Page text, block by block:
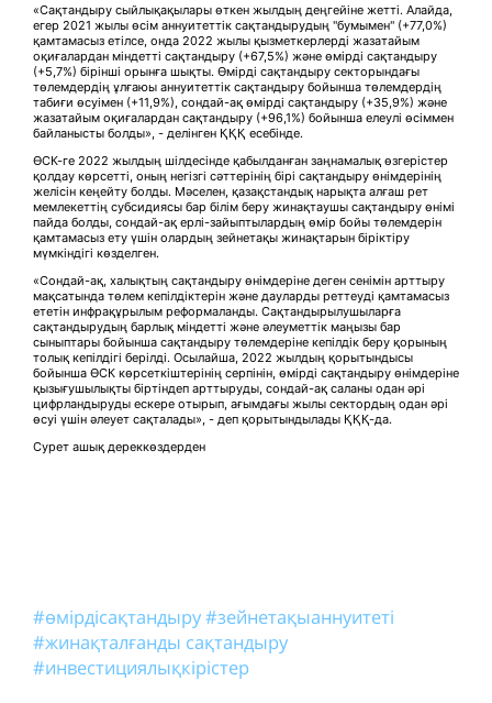
«Сақтандыру сыйлықақылары өткен жылдың деңгейіне жетті. Алайда,
егер 2021 жылы өсім аннуитеттік сақтандырудың "бумымен" (+77,0%)
қамтамасыз етілсе, онда 2022 жылы қызметкерлерді жазатайым
оқиғалардан міндетті сақтандыру (+67,5%) және өмірді сақтандыру
(+5,7%) бірінші орынға шықты. Өмірді сақтандыру секторындағы
төлемдердің ұлғаюы аннуитеттік сақтандыру бойынша төлемдердің
табиғи өсуімен (+11,9%), сондай-ақ өмірді сақтандыру (+35,9%) және
жазатайым оқиғалардан сақтандыру (+96,1%) бойынша елеулі өсіммен
байланысты болды», - делінген ҚҚҚ есебінде.
ӨСК-ге 2022 жылдың шілдесінде қабылданған заңнамалық өзгерістер
қолдау көрсетті, оның негізгі сәттерінің бірі сақтандыру өнімдерінің
желісін кеңейту болды. Мәселен, қазақстандық нарықта алғаш рет
мемлекеттің субсидиясы бар білім беру жинақтаушы сақтандыру өнімі
пайда болды, сондай-ақ ерлі-зайыптылардың өмір бойы төлемдерін
қамтамасыз ету үшін олардың зейнетақы жинақтарын біріктіру
мүмкіндігі көзделген.
«Сондай-ақ, халықтың сақтандыру өнімдеріне деген сенімін арттыру
мақсатында төлем кепілдіктерін және дауларды реттеуді қамтамасыз
ететін инфрақұрылым реформаланды. Сақтандырылушыларға
сақтандырудың барлық міндетті және әлеуметтік маңызы бар
сыныптары бойынша сақтандыру төлемдеріне кепілдік беру қорының
толық кепілдігі берілді. Осылайша, 2022 жылдың қорытындысы
бойынша ӨСК көрсеткіштерінің серпінін, өмірді сақтандыру өнімдеріне
қызығушылықты біртіндеп арттыруды, сондай-ақ саланы одан әрі
цифрландыруды ескере отырып, ағымдағы жылы сектордың одан әрі
өсуі үшін әлеует сақталады», - деп қорытындылады ҚҚҚ-да.
Сурет ашық дереккөздерден
#өмірдісақтандыру#зейнетақыаннуитеті
#жинақталғанды сақтандыру
#инвестициялықкірістер